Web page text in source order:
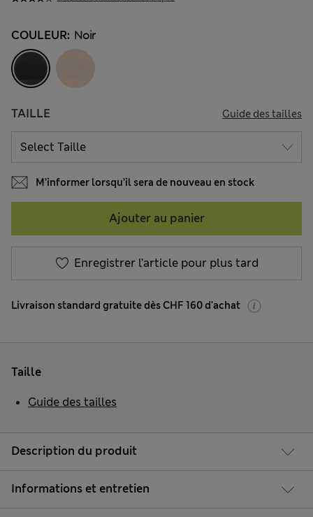
COULEUR: Noir
TAILLE Guide des tailles
M’informer lorsqu’il sera de nouveau en stock
Ajouter au panier
Enregistrer l’article pour plus tard
Livraison standard gratuite dès CHF 160 d'achat
Description du produit
Informations et entretien
Taille
Guide des tailles